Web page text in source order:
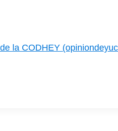
la CODHEY